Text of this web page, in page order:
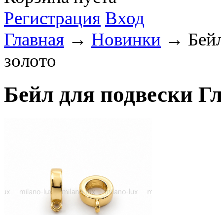
Регистрация Вход
Главная → Новинки →
золото
Бейл для подвески